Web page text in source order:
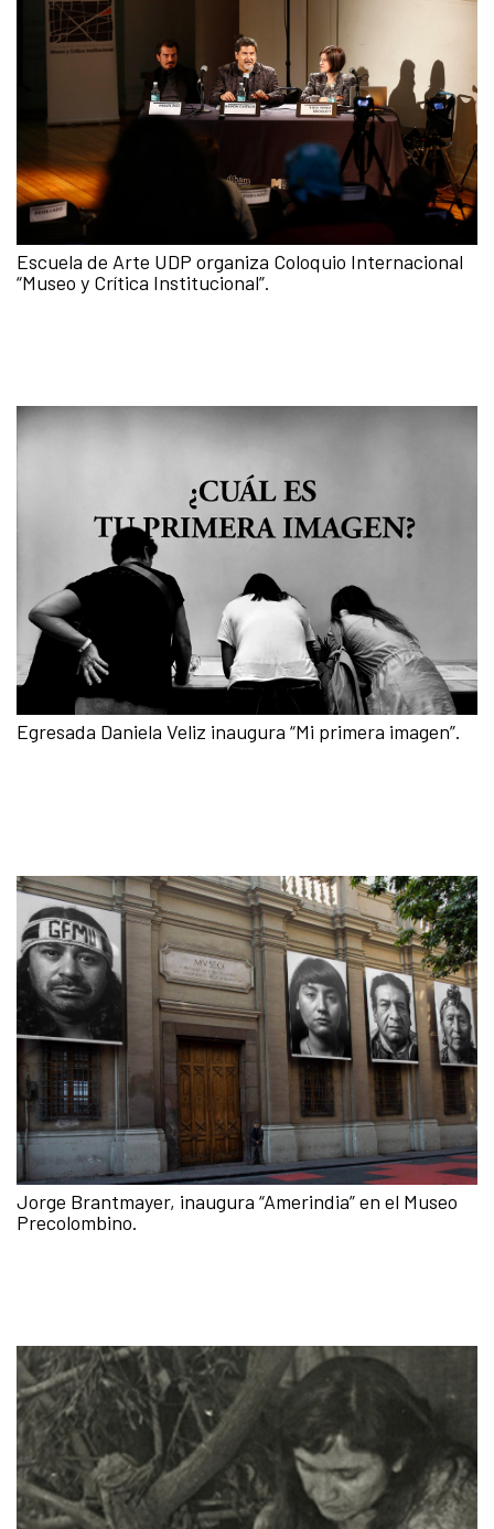
Escuela de Arte UDP organiza Coloquio Internacional
“Museo y Crítica Institucional”.
Egresada Daniela Veliz inaugura “Mi primera imagen”.
Jorge Brantmayer, inaugura “Amerindia” en el Museo
Precolombino.